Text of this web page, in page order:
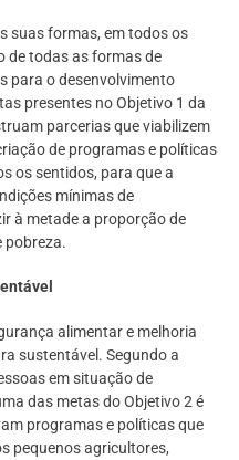
suas formas, em todos os
de todas as formas de
para o desenvolvimento
presentes no Objetivo 1 da
parcerias que viabilizem
de programas e políticas
os sentidos, para que a
mínimas de
à metade a proporção de
pobreza.
alimentar e melhoria
sustentável. Segundo a
em situação de
das metas do Objetivo 2 é
programas e políticas que
pequenos agricultores,